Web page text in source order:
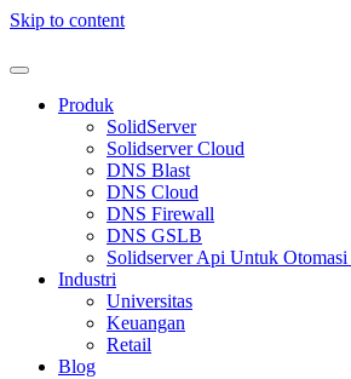
Skip to content
Produk
SolidServer
Solidserver Cloud
DNS Blast
DNS Cloud
DNS Firewall
DNS GSLB
Solidserver Api Untuk
Industri
Universitas
Keuangan
Retail
Blog